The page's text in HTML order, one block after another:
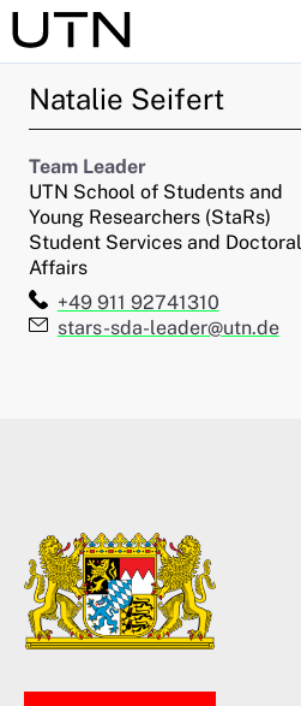
Menü aufklappen
Menü aufklappen
Menü aufklappen
Natalie Seifert
Team Leader
UTN School of Students and
Young Researchers (StaRs)
Student Services and Doctoral
Affairs
Telefon:
+49 911 92741310
E-Mail:stars-sda-leader@utn.de